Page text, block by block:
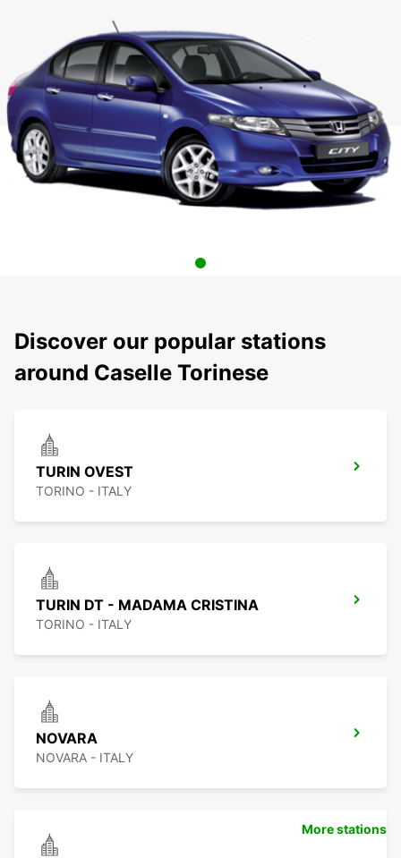
Discover our popular stations
around Caselle Torinese
TURIN OVEST
TORINO - ITALY
TURIN DT - MADAMA CRISTINA
TORINO - ITALY
NOVARA
NOVARA - ITALY
More stations